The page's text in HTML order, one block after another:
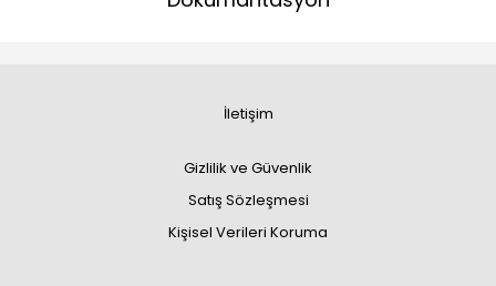
İletişim
Gizlilik ve Güvenlik
Satış Sözleşmesi
Kişisel Verileri Koruma